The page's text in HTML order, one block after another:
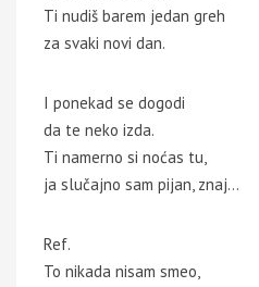
Ti nudiš barem jedan greh
za svaki novi dan.
I ponekad se dogodi
da te neko izda.
Ti namerno si noćas tu,
ja slučajno sam pijan, znaj…
Ref.
To nikada nisam smeo,